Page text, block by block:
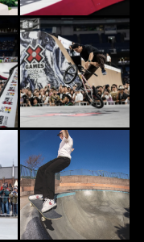
集部がアクションスポ
をDig！ 「ダブルダッ
2020.5.25
達が踊るマイケル・
BEAT ITが話題
2015.5.4
6